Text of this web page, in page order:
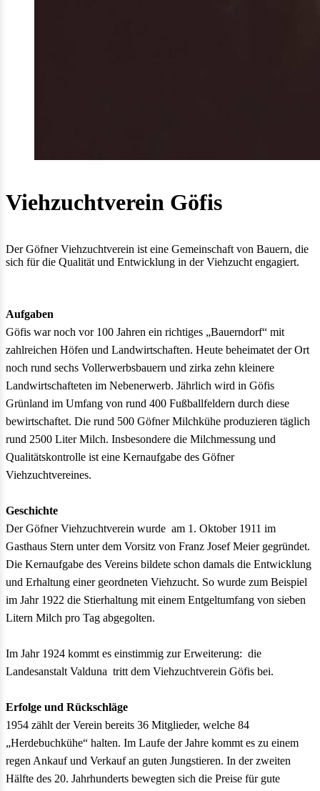
Viehzuchtverein Göfis
Der Göfner Viehzuchtverein ist eine Gemeinschaft von Bauern, die
sich für die Qualität und Entwicklung in der Viehzucht engagiert.
Aufgaben
Göfis war noch vor 100 Jahren ein richtiges „Bauerndorf“ mit
zahlreichen Höfen und Landwirtschaften. Heute beheimatet der Ort
noch rund sechs Vollerwerbsbauern und zirka zehn kleinere
Landwirtschafteten im Nebenerwerb. Jährlich wird in Göfis
Grünland im Umfang von rund 400 Fußballfeldern durch diese
bewirtschaftet. Die rund 500 Göfner Milchkühe produzieren täglich
rund 2500 Liter Milch. Insbesondere die Milchmessung und
Qualitätskontrolle ist eine Kernaufgabe des Göfner
Viehzuchtvereines.
Geschichte
Der Göfner Viehzuchtverein wurde am 1. Oktober 1911 im
Gasthaus Stern unter dem Vorsitz von Franz Josef Meier gegründet.
Die Kernaufgabe des Vereins bildete schon damals die Entwicklung
und Erhaltung einer geordneten Viehzucht. So wurde zum Beispiel
im Jahr 1922 die Stierhaltung mit einem Entgeltumfang von sieben
Litern Milch pro Tag abgegolten.
Im Jahr 1924 kommt es einstimmig zur Erweiterung: die
Landesanstalt Valduna tritt dem Viehzuchtverein Göfis bei.
Erfolge und Rückschläge
1954 zählt der Verein bereits 36 Mitglieder, welche 84
„Herdebuchkühe“ halten. Im Laufe der Jahre kommt es zu einem
regen Ankauf und Verkauf an guten Jungstieren. In der zweiten
Hälfte des 20. Jahrhunderts bewegten sich die Preise für gute